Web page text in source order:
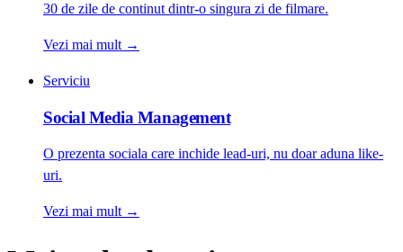
30 de zile de continut dintr-o singura zi de filmare.
Vezi mai mult →
Serviciu
Social Media Management
O prezenta sociala care inchide lead-uri, nu doar aduna like-
uri.
Vezi mai mult →